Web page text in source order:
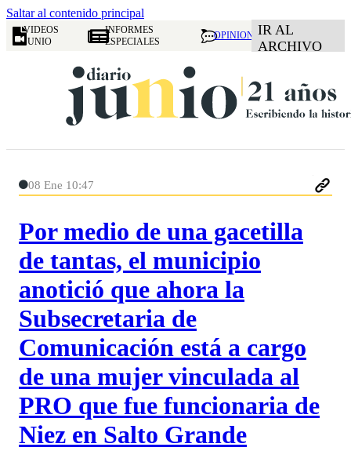
Saltar al contenido principal
VIDEOS
JUNIO
INFORMES
ESPECIALES
OPINION IR AL
ARCHIVO
08 Ene 10:47
Por medio de una gacetilla
de tantas, el municipio
anotició que ahora la
Subsecretaria de
Comunicación está a cargo
de una mujer vinculada al
PRO que fue funcionaria de
Niez en Salto Grande